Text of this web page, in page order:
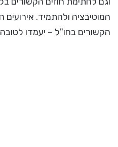
המוטיבציה ולהתמיד.
הקשורים בחו"ל – יעמדו לטובה